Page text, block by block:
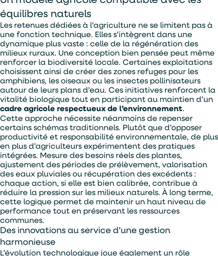
équilibres naturels
Les retenues dédiées à l’agriculture ne se limitent pas à
une fonction technique. Elles s’intègrent dans une
dynamique plus vaste : celle de la régénération des
milieux ruraux. Une conception bien pensée peut même
renforcer la biodiversité locale. Certaines exploitations
choisissent ainsi de créer des zones refuges pour les
amphibiens, les oiseaux ou les insectes pollinisateurs
autour de leurs plans d’eau. Ces initiatives renforcent la
vitalité biologique tout en participant au maintien d’un
cadre agricole respectueux de l’environnement.
Cette approche nécessite néanmoins de repenser
certains schémas traditionnels. Plutôt que d’opposer
productivité et responsabilité environnementale, de plus
en plus d’agriculteurs expérimentent des pratiques
intégrées. Mesure des besoins réels des plantes,
ajustement des périodes de prélèvement, valorisation
des eaux pluviales ou récupération des excédents :
chaque action, si elle est bien calibrée, contribue à
réduire la pression sur les milieux naturels. À long terme,
cette logique permet de maintenir un haut niveau de
performance tout en préservant les ressources
communes.
Des innovations au service d’une gestion
harmonieuse
L’évolution technologique joue également un rôle